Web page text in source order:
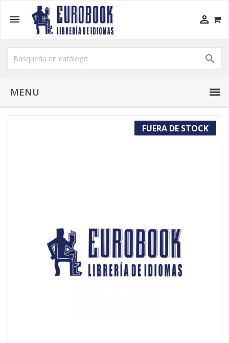
 

MENU
FUERA DE STOCK